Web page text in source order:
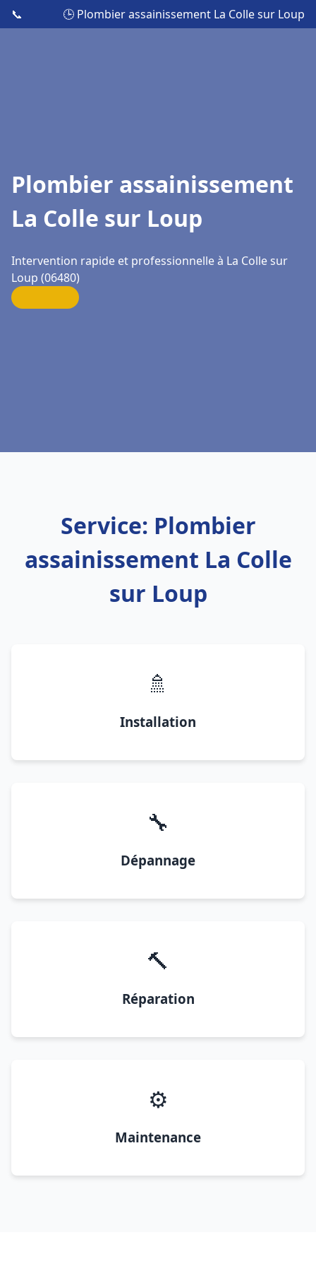
📞 🕒 Plombier assainissement La Colle sur Loup
Plombier assainissement
La Colle sur Loup
Intervention rapide et professionnelle à La Colle sur
Loup (06480)
Service: Plombier
assainissement La Colle
sur Loup
🚿
Installation
🔧
Dépannage
🔨
Réparation
⚙️
Maintenance